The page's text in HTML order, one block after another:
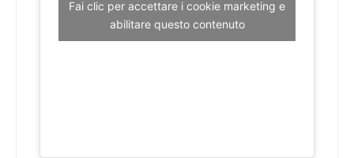
Fai clic per accettare i cookie marketing e
abilitare questo contenuto